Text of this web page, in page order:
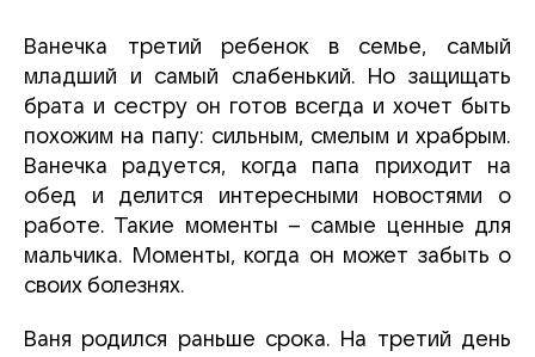
Ванечка третий ребенок в семье, самый
младший и самый слабенький. Но защищать
брата и сестру он готов всегда и хочет быть
похожим на папу: сильным, смелым и храбрым.
Ванечка радуется, когда папа приходит на
обед и делится интересными новостями о
работе. Такие моменты – самые ценные для
мальчика. Моменты, когда он может забыть о
своих болезнях.
Ваня родился раньше срока. На третий день